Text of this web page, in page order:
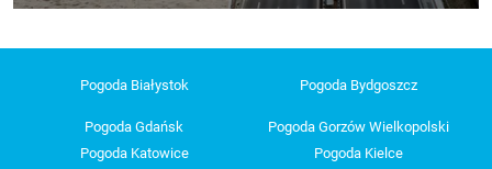
Pogoda Białystok Pogoda Bydgoszcz
Pogoda Gdańsk
Pogoda Gorzów Wielkopolski
Pogoda Katowice
Pogoda Kielce